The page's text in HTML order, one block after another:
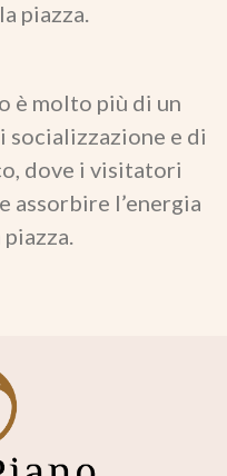
piazza.
è molto più di un
socializzazione e di
dove i visitatori
assorbire l’energia